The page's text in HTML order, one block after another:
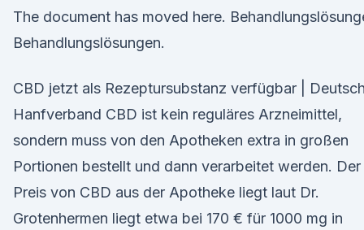
The document has moved here.
Behandlungslösungen.
CBD jetzt als Rezeptursubstanz verfügbar |
Hanfverband CBD ist kein reguläres Arzneimittel,
sondern muss von den Apotheken extra in großen
Portionen bestellt und dann verarbeitet werden. Der
Preis von CBD aus der Apotheke liegt laut Dr.
Grotenhermen liegt etwa bei 170 € für 1000 mg in